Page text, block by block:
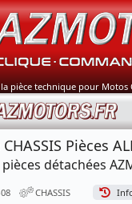
pièce technique pour Motos
Pièces
détachées
CHASSIS